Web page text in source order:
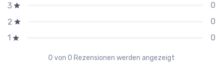
3
0
2
0
1
0
0 von 0 Rezensionen werden angezeigt